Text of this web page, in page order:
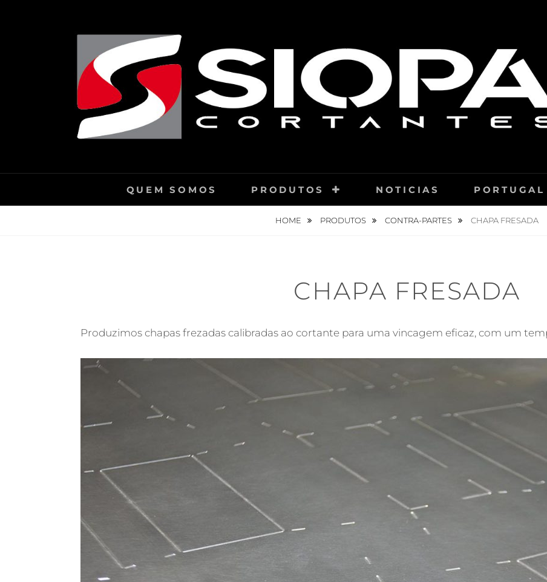
QUEM SOMOS PRODUTOS NOTICIAS
HOME PRODUTOS CONTRA-PARTES CHAPA FRESADA
CHAPA FRESADA
Produzimos chapas frezadas calibradas ao cortante para uma vincagem eficaz, com um